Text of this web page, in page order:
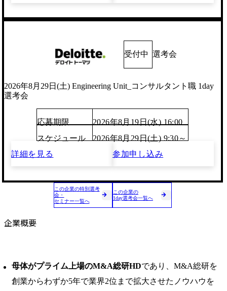
受付中 選考会
2026年8月29日(土) Engineering Unit_コンサルタント職 1day
選考会
応募期限
2026年8月19日(水) 16:00
スケジュール
2026年8月29日(土) 9:30～
詳細を見る
参加申し込み
この企業の特別選考
会・
セミナー一覧へ
この企業の
1day選考会一覧へ
企業概要
母体がプライム上場のM&A総研HDであり、M&A総研を
創業からわずか5年で業界2位まで拡大させたノウハウを